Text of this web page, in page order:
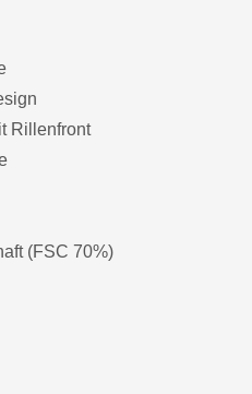
Rillenfront
(FSC 70%)